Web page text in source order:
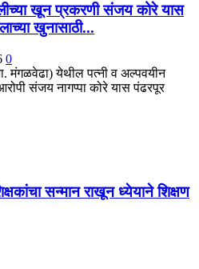
खून प्रकरणी संजय कोरे यास
खुनासाठी...
0
मंगळवेढा) येथील पत्नी व अल्पवयीन
संजय नागप्पा कोरे यास पंढरपूर
सन्मान राखून ध्येयाने शिक्षण